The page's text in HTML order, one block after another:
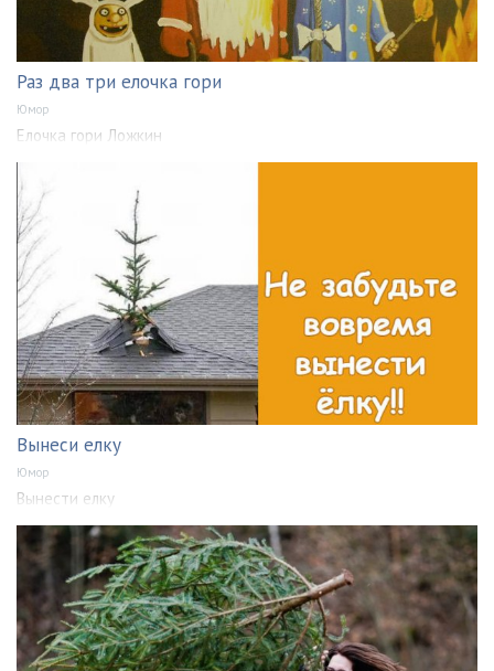
Раз два три елочка гори
Юмор
Елочка гори Ложкин
Вынеси елку
Юмор
Вынести елку